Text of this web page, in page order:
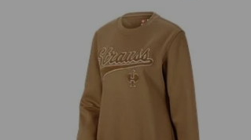
De collectie e.s.e:pic-collectie staat voor
echt, hard werken - hard werken in een
moderne wereld. Stoere, authentieke stijlen,
casual midlayers en werkbroeken die barsten
van technisch raffinement & functionaliteit.
Sweatshirt e.s.e:pic, dames